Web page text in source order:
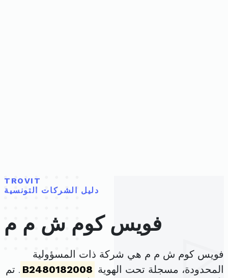
TROVIT
دليل الشركات التونسية
فويس كوم ش م م
فويس كوم ش م م هي شركة ذات المسؤولية
المحدودة، مسجلة تحت الهوية B2480182008 . تم